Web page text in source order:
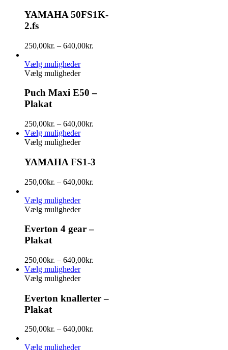
YAMAHA 50FS1K-
2.fs
250,00kr. – 640,00kr.
Vælg muligheder
Vælg muligheder
Puch Maxi E50 –
Plakat
250,00kr. – 640,00kr.
Vælg muligheder
Vælg muligheder
YAMAHA FS1-3
250,00kr. – 640,00kr.
Vælg muligheder
Vælg muligheder
Everton 4 gear –
Plakat
250,00kr. – 640,00kr.
Vælg muligheder
Vælg muligheder
Everton knallerter –
Plakat
250,00kr. – 640,00kr.
Vælg muligheder